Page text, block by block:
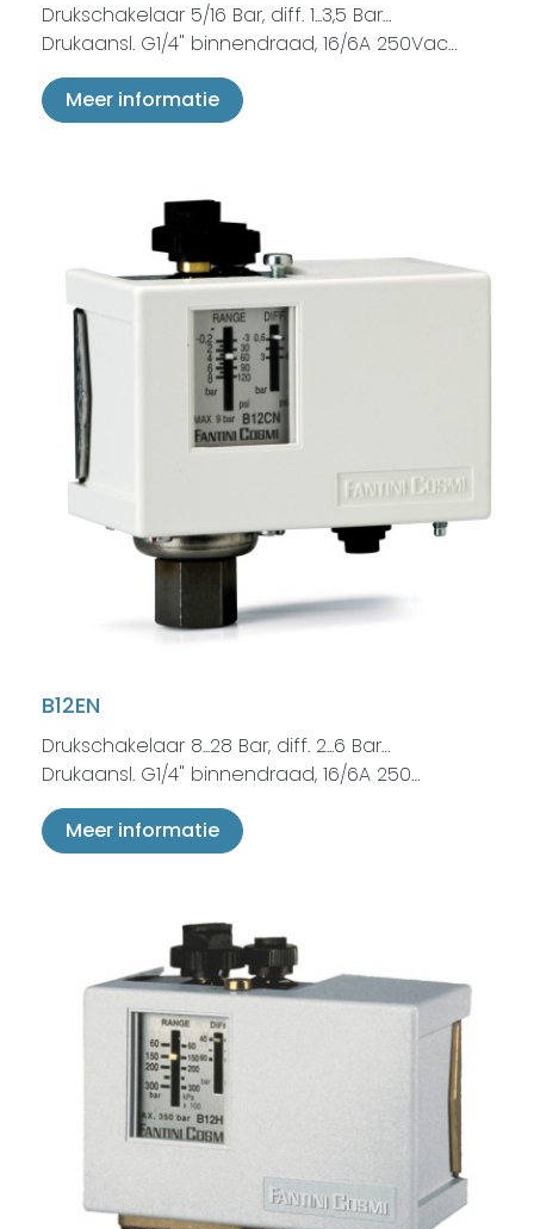
Drukschakelaar 5/16 Bar, diff. 1...3,5 Bar…
Drukaansl. G1/4" binnendraad, 16/6A 250Vac…
Meer informatie
B12EN
Drukschakelaar 8...28 Bar, diff. 2...6 Bar…
Drukaansl. G1/4" binnendraad, 16/6A 250…
Meer informatie